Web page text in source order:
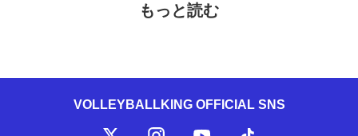
もっと読む
VOLLEYBALLKING OFFICIAL SNS